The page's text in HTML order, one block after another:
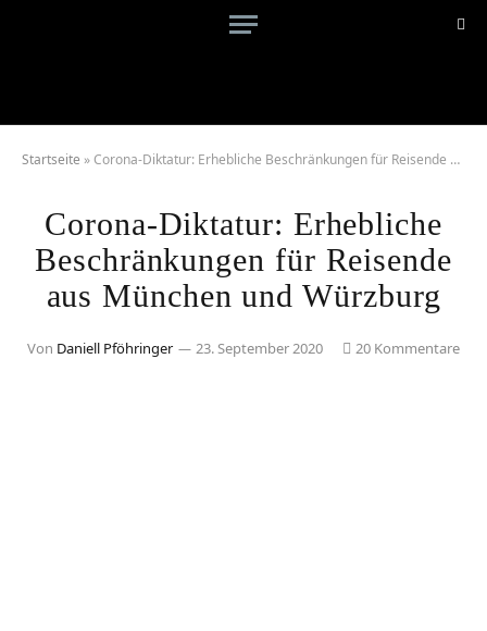
Startseite »Corona-Diktatur: Erhebliche Beschränkungen für Reisende aus München und Würzburg
Corona-Diktatur: Erhebliche
Beschränkungen für Reisende
aus München und Würzburg
Von Daniell Pföhringer 23. September 2020 20 Kommentare